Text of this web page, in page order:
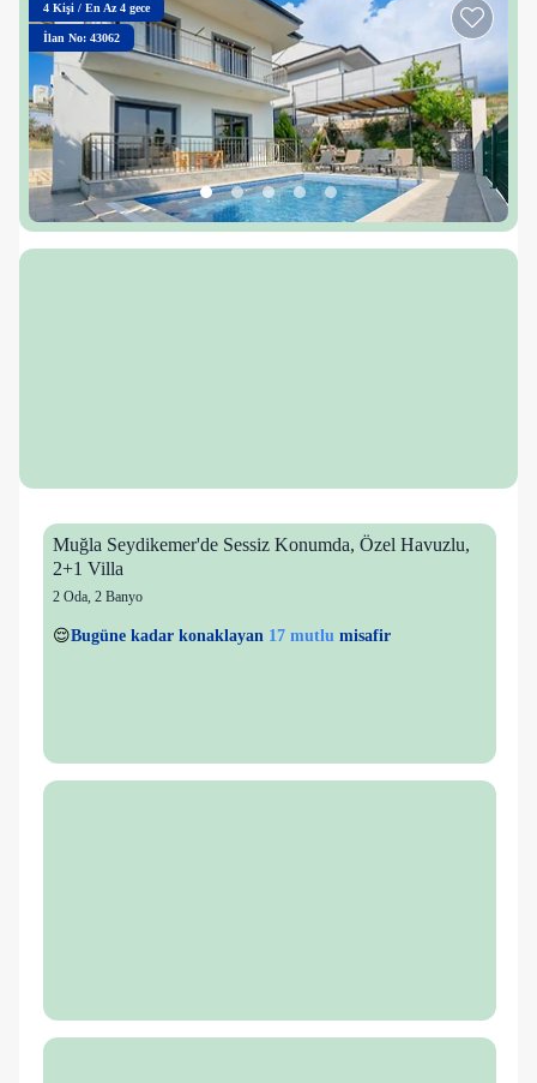
4 Kişi / En Az 4 gece
İlan No: 43062
Muğla Seydikemer'de Sessiz Konumda, Özel Havuzlu,
2+1 Villa
2 Oda, 2 Banyo
👀Son 1 saatte49 kişigörüntüledi